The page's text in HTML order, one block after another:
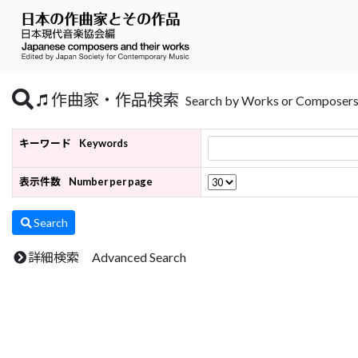
作曲家・作品検索 Search by Works or Composers
キーワード Keywords
表示件数 Number per page
Search
詳細検索 Advanced Search